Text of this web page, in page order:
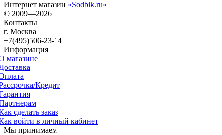
Интернет магазин «Sodbik.ru»
© 2009—2026
Контакты
г. Москва
+7(495)506-23-14
Информация
магазине
Кредит
сделать заказ
войти в личный кабинет
Мы принимаем